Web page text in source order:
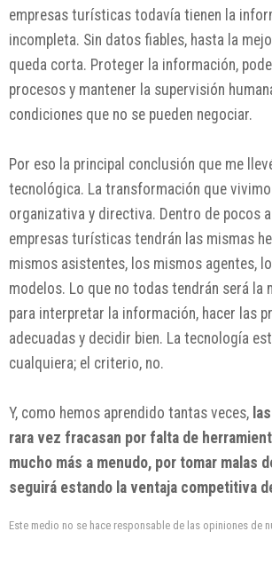
empresas turísticas todavía tienen la
incompleta. Sin datos fiables, hasta la
queda corta. Proteger la información,
procesos y mantener la supervisión
condiciones que no se pueden negociar.
Por eso la principal conclusión que me
tecnológica. La transformación que
organizativa y directiva. Dentro de pocos
empresas turísticas tendrán las mismas
mismos asistentes, los mismos agentes,
modelos. Lo que no todas tendrán será la
para interpretar la información, hacer las
adecuadas y decidir bien. La tecnología
cualquiera; el criterio, no.
Y, como hemos aprendido tantas veces,
rara vez fracasan por falta de
mucho más a menudo, por tomar malas
seguirá estando la ventaja competitiva
Este medio no se hace responsable de las opiniones de